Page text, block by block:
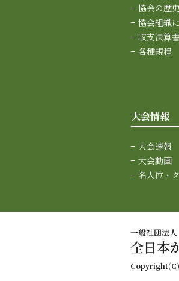
協会の歴史
協会組織
収支決算
各種規程
大会情報
大会速報
大会動画
名人位・
一般社団法人
全日本